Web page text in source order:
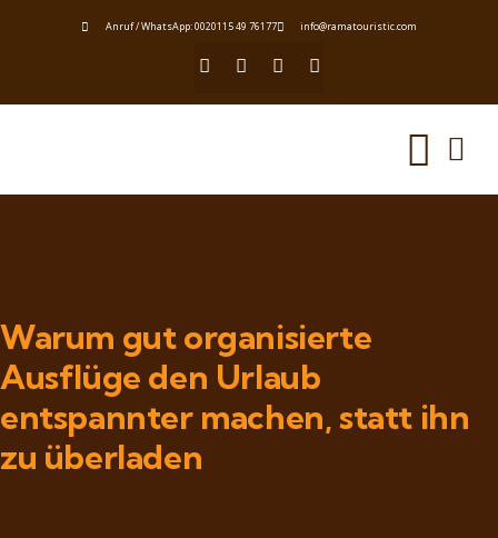
Anruf / WhatsApp: 0020115 49 76177 info@ramatouristic.com
Warum gut organisierte
Ausflüge den Urlaub
entspannter machen, statt ihn
zu überladen